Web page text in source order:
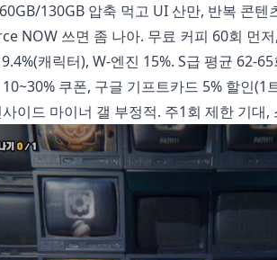
130GB 압축 먹고 UI 산만, 반복 콘텐
NOW 쓰면 좀 나아. 무료 커피 60회 먼
캐릭터), W-엔진 15%. S급 평균 62-
쿠폰, 구글 기프트카드 5% 할인(1
이드 마이너 갤 부정적. 주1회 제한 기대